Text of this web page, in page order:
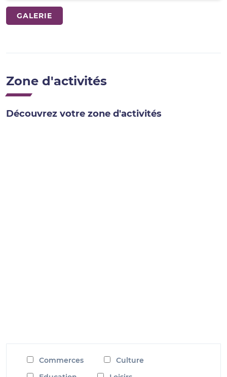
GALERIE
Zone d'activités
Découvrez votre zone d'activités
Commerces
Culture